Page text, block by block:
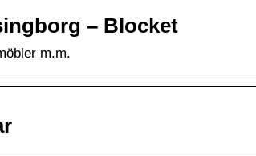
– Blocket
m.m.